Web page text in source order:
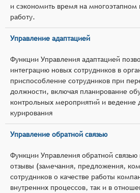
и сэкономить время на
работу.
Управление адаптацией
Функции Управления адаптацией
интеграцию новых сотрудников в
приспособление сотрудников при
должности, включая планирование
контрольных мероприятий и ведение
курирования
Управление обратной связью
Функции Управления обратной связью
отзывы (замечания, предложения,
сотрудников о качестве работы
внутренних процессов, так и в